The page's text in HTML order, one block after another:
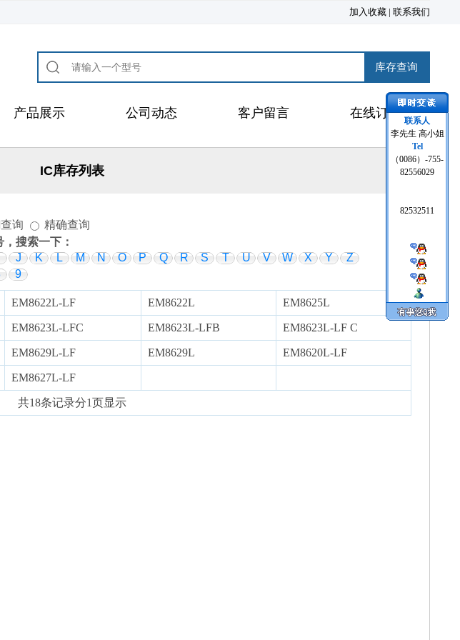
加入收藏 | 联系我们
产品展示 公司动态 客户留言 在线订购
IC库存列表
询
精确查询
搜索一下：
J K L M N O P Q R S T U V W X Y
Z
9
EM8622L-LF EM8622L EM8625L
EM8623L-LFC EM8623L-LFB EM8623L-LF C
EM8629L-LF EM8629L EM8620L-LF
EM8627L-LF
共18条记录分1页显示
联系人
李先生 高小姐
Tel
（0086）-755-
82556029
82532511